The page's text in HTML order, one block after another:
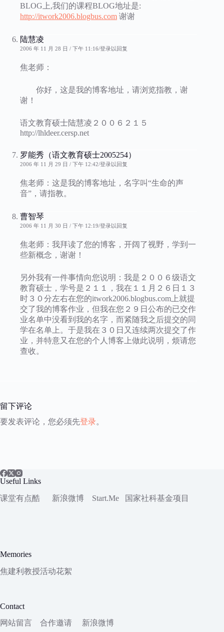
BLOG上,我们的课程BLOG地址是:
http://itwork2006.blogbus.com 谢谢
陆慧凌
2006 年 11 月 28 日 / 下午 11:16 登录以回复
焦老师：
你好，这是我的博客地址，请浏览指教，谢
谢！
语文教育硕士陆慧凌２００６２１５
http://lhldeer.cersp.net
罗能秀（语文教育硕士2005254）
2006 年 11 月 29 日 / 下午 12:42 登录以回复
焦老师：这是我的博客地址，名字叫“生命的声
音”，请指教。
曹智琴
2006 年 11 月 30 日 / 下午 12:19 登录以回复
焦老师：我拜读了您的博客，开阔了视野，学到一
些新概念，谢谢！
另外我有一件事情向您说明：我是２００６级语文
教育硕士，学号是２１１，我在１１月２６日１３
时３０分左右在您的itwork2006.blogbus.com上就提
交了我的博客作业，但我在您２９日公布的已交作
业名单中没看到我的名字，而紧随我之后提交的同
学在名单上。于是我在３０日又连续两次提交了作
业，并特意又在您的个人博客上做此说明，烦请您
查收。
留下评论
要发表评论，您必须先登录。
Useful Links
课堂有点酷
新浪微博 Start.Me 国家社科基金项目
Memories
焦建利教授活动花絮
Contact
网站留言
合作邀请 新浪微博